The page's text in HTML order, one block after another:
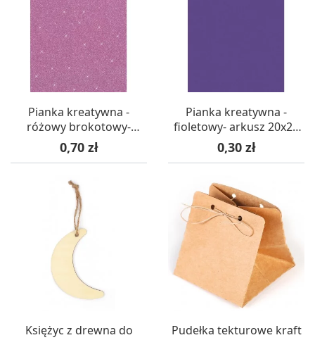
Pianka kreatywna -
różowy brokotowy-
arkusz 21x29 pianka EVA
Cena
0,70 zł
Pianka kreatywna -
fioletowy- arkusz 20x29
pianka EVA
Cena
0,30 zł
Księżyc z drewna do
Pudełka tekturowe kraft